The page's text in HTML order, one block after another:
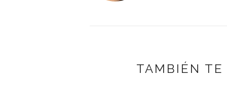
TAMBIÉN TE